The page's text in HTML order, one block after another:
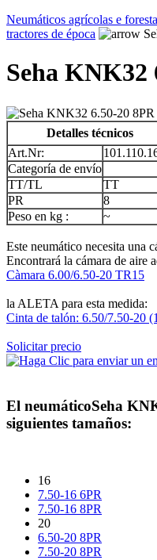
Neumáticos agrícolas e
tractores de época
Seha KNK32
Detalles técnicos
Art.Nr:
Categoría de envío
TT/TL
TT
PR
8
Peso en kg :
~
Este neumático necesita una
Encontrará la cámara de aire
Càmara 6.00/6.50-20 TR15
la ALETA para esta medida:
Cinta de talón: 6.50/7.50-20
Solicitar precio
El neumáticoSeha
siguientes tamaños:
16
7.50-16 6PR
7.50-16 8PR
20
6.50-20 8PR
7.50-20 8PR